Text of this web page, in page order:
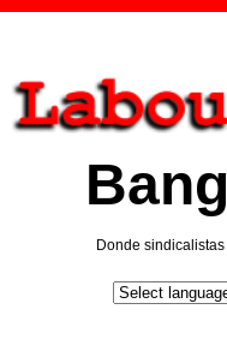
Donde